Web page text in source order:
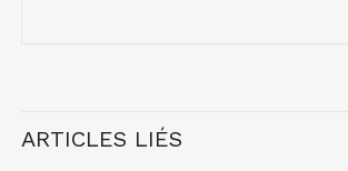
ARTICLES LIÉS